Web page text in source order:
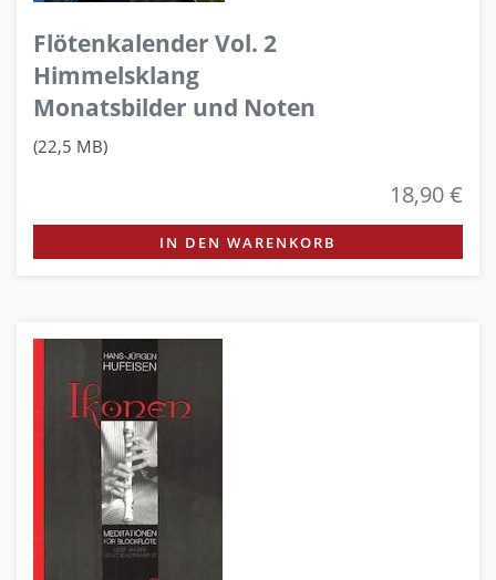
Flötenkalender Vol. 2
Himmelsklang
Monatsbilder und Noten
(22,5 MB)
18,90 €
IN DEN WARENKORB